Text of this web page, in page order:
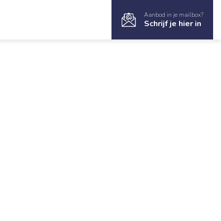
Aanbod in je mailbox?
Schrijf je hier in